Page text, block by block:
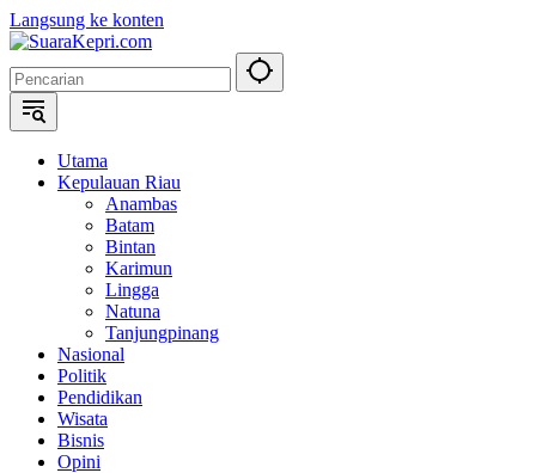
Langsung ke konten
Utama
Kepulauan Riau
Anambas
Batam
Bintan
Karimun
Lingga
Natuna
Tanjungpinang
Nasional
Politik
Pendidikan
Wisata
Bisnis
Opini